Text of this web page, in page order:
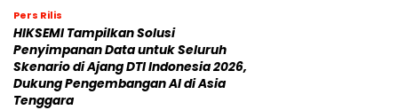
Pers Rilis
HIKSEMI Tampilkan Solusi
Penyimpanan Data untuk Seluruh
Skenario di Ajang DTI Indonesia 2026,
Dukung Pengembangan AI di Asia
Tenggara